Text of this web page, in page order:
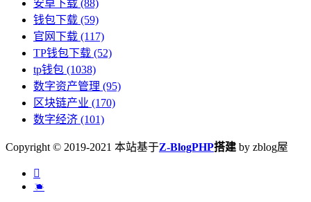
安卓下载 (88)
钱包下载 (59)
官网下载 (117)
TP钱包下载 (52)
tp钱包 (1038)
数字资产管理 (95)
区块链产业 (170)
数字经济 (101)
Copyright © 2019-2021 本站基于Z-BlogPHP搭建 by zblog屋

